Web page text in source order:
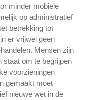
minder mobiele
op administratief
betrekking tot
er vrijwel geen
Mensen zijn
staat om te begrijpen
voorzieningen
gemaakt moet
nieuwe wet in de